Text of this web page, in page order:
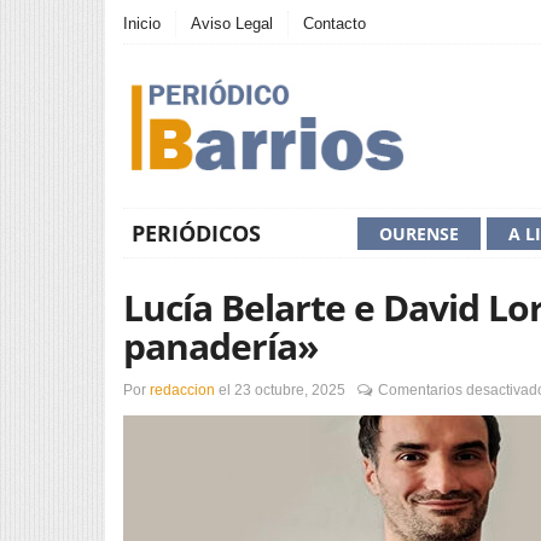
Inicio Aviso Legal Contacto
PERIÓDICOS A
OURENSE
Lucía Belarte e David
panadería»
Por redaccion el 23 octubre, 2025 Comentarios